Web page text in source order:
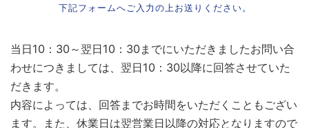
下記フォームへご入力の上お送りください。
当日10：30～翌日10：30までにいただきましたお問い合
わせにつきましては、翌日10：30以降に回答させていた
だきます。
内容によっては、回答までお時間をいただくこともござい
ます。また、休業日は翌営業日以降の対応となりますので